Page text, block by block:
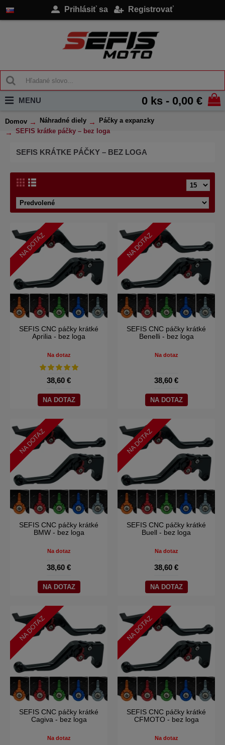
Prihlásiť sa Registrovať
0 ks - 0,00 €
MENU
Domov Náhradné diely
Páčky a expanzky
SEFIS krátke páčky – bez loga
SEFIS KRÁTKE PÁČKY – BEZ LOGA
NA DOTAZ
SEFIS CNC páčky krátké
Aprilia - bez loga
Na dotaz
38,60 €
NA DOTAZ
NA DOTAZ
SEFIS CNC páčky krátké
Benelli - bez loga
Na dotaz
38,60 €
NA DOTAZ
NA DOTAZ
SEFIS CNC páčky krátké
BMW - bez loga
Na dotaz
38,60 €
NA DOTAZ
NA DOTAZ
SEFIS CNC páčky krátké
Buell - bez loga
Na dotaz
38,60 €
NA DOTAZ
NA DOTAZ
SEFIS CNC páčky krátké
Cagiva - bez loga
Na dotaz
NA DOTAZ
SEFIS CNC páčky krátké
CFMOTO - bez loga
Na dotaz